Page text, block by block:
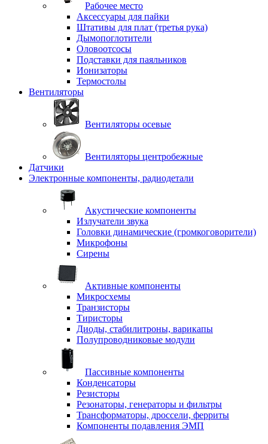
Рабочее место
Аксессуары для пайки
Штативы для плат (третья рука)
Дымопоглотители
Оловоотсосы
Подставки для паяльников
Ионизаторы
Термостолы
Вентиляторы
Вентиляторы осевые
Вентиляторы центробежные
Датчики
Электронные компоненты, радиодетали
Акустические компоненты
Излучатели звука
Головки динамические (громкоговорители)
Микрофоны
Сирены
Активные компоненты
Микросхемы
Транзисторы
Тиристоры
Диоды, стабилитроны, варикапы
Полупроводниковые модули
Пассивные компоненты
Конденсаторы
Резисторы
Резонаторы, генераторы и фильтры
Трансформаторы, дроссели, ферриты
Компоненты подавления ЭМП